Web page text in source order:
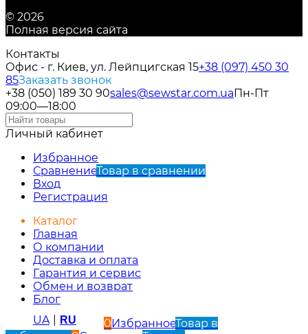
© 2026
Полная версия сайта
Контакты
Офис - г. Киев, ул. Лейпцигская 15+38 (097) 450 30
85Заказать звонок
+38 (050) 189 30 90sales@sewstar.com.uaПн-Пт
09:00—18:00
Личный кабинет
Избранное
СравнениеТовар в сравнении
Вход
Регистрация
Каталог
Главная
О компании
Доставка и оплата
Гарантия и сервис
Обмен и возврат
Блог
UA
RU 0ИзбранноеТовар в